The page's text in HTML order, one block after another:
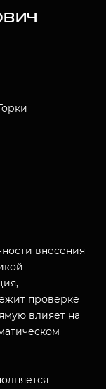
внесения
проверке
влияет на